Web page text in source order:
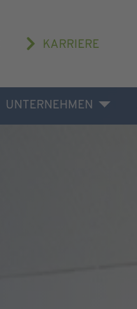
KARRIERE
UNTERNEHMEN